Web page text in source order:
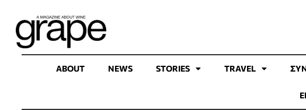
ABOUT NEWS STORIES TRAVEL